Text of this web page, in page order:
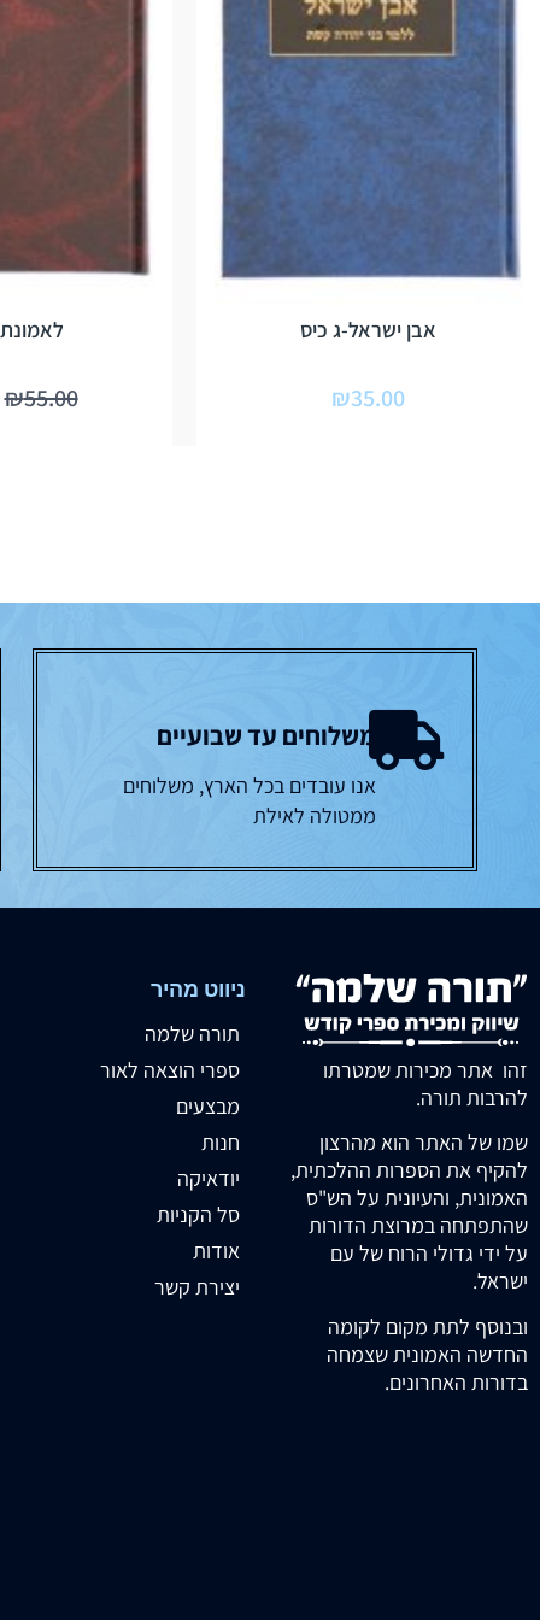
אבן ישראל-ג כיס
₪35.00
₪55.00
משלוחים עד שבועיים
אנו עובדים בכל הארץ, משלוחים
ממטולה לאילת
זהו אתר מכירות שמטרתו
להרבות תורה.
שמו של האתר הוא מהרצון
להקיף את הספרות ההלכתית,
האמונית, והעיונית על הש"ס
שהתפתחה במרוצת הדורות
על ידי גדולי הרוח של עם
ישראל.
ובנוסף לתת מקום לקומה
החדשה האמונית שצמחה
בדורות האחרונים.
ניווט מהיר
תורה שלמה
ספרי הוצאה לאור
מבצעים
חנות
יודאיקה
סל הקניות
אודות
יצירת קשר